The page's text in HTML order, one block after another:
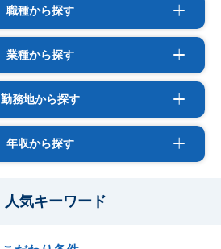
職種から探す
業種から探す
勤務地から探す
年収から探す
人気キーワード